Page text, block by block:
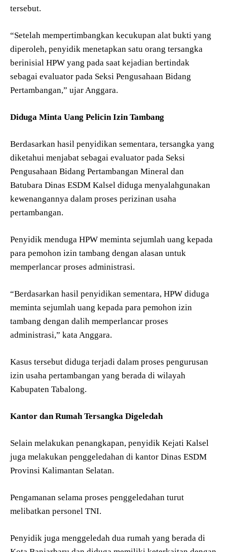
tersebut.
“Setelah mempertimbangkan kecukupan alat bukti yang
diperoleh, penyidik menetapkan satu orang tersangka
berinisial HPW yang pada saat kejadian bertindak
sebagai evaluator pada Seksi Pengusahaan Bidang
Pertambangan,” ujar Anggara.
Diduga Minta Uang Pelicin Izin Tambang
Berdasarkan hasil penyidikan sementara, tersangka yang
diketahui menjabat sebagai evaluator pada Seksi
Pengusahaan Bidang Pertambangan Mineral dan
Batubara Dinas ESDM Kalsel diduga menyalahgunakan
kewenangannya dalam proses perizinan usaha
pertambangan.
Penyidik menduga HPW meminta sejumlah uang kepada
para pemohon izin tambang dengan alasan untuk
memperlancar proses administrasi.
“Berdasarkan hasil penyidikan sementara, HPW diduga
meminta sejumlah uang kepada para pemohon izin
tambang dengan dalih memperlancar proses
administrasi,” kata Anggara.
Kasus tersebut diduga terjadi dalam proses pengurusan
izin usaha pertambangan yang berada di wilayah
Kabupaten Tabalong.
Kantor dan Rumah Tersangka Digeledah
Selain melakukan penangkapan, penyidik Kejati Kalsel
juga melakukan penggeledahan di kantor Dinas ESDM
Provinsi Kalimantan Selatan.
Pengamanan selama proses penggeledahan turut
melibatkan personel TNI.
Penyidik juga menggeledah dua rumah yang berada di